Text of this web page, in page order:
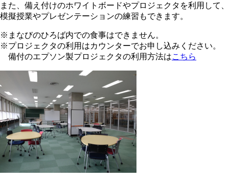
また、備え付けのホワイトボードやプロジェクタを利用して、
模擬授業やプレゼンテーションの練習もできます。
※まなびのひろば内での食事はできません。
※プロジェクタの利用はカウンターでお申し込みください。
備付のエプソン製プロジェクタの利用方法はこちら